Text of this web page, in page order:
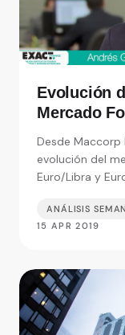
Evolución
Mercado
de moneda
Desde Maccorp
evolución del
Euro/Libra y
ANÁLISIS
15 APR 2019